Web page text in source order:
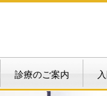
診療のご案内